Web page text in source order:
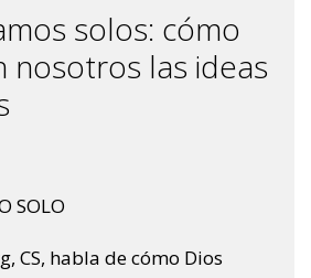
solos: cómo
nosotros las ideas
SOLO
CS, habla de cómo Dios